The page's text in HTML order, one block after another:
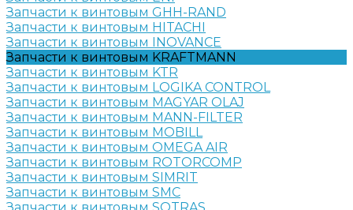
Запчасти к винтовым GHH-RAND
Запчасти к винтовым HITACHI
Запчасти к винтовым INOVANCE
Запчасти к винтовым KRAFTMANN
Запчасти к винтовым KTR
Запчасти к винтовым LOGIKA CONTROL
Запчасти к винтовым MAGYAR OLAJ
Запчасти к винтовым MANN-FILTER
Запчасти к винтовым MOBILL
Запчасти к винтовым OMEGA AIR
Запчасти к винтовым ROTORCOMP
Запчасти к винтовым SIMRIT
Запчасти к винтовым SMC